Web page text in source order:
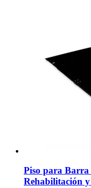
Piso para Barra
Rehabilitación